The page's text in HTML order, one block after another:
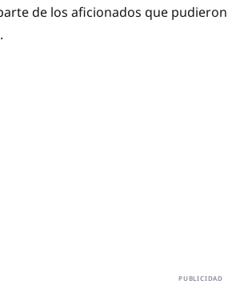
de los aficionados que pudieron